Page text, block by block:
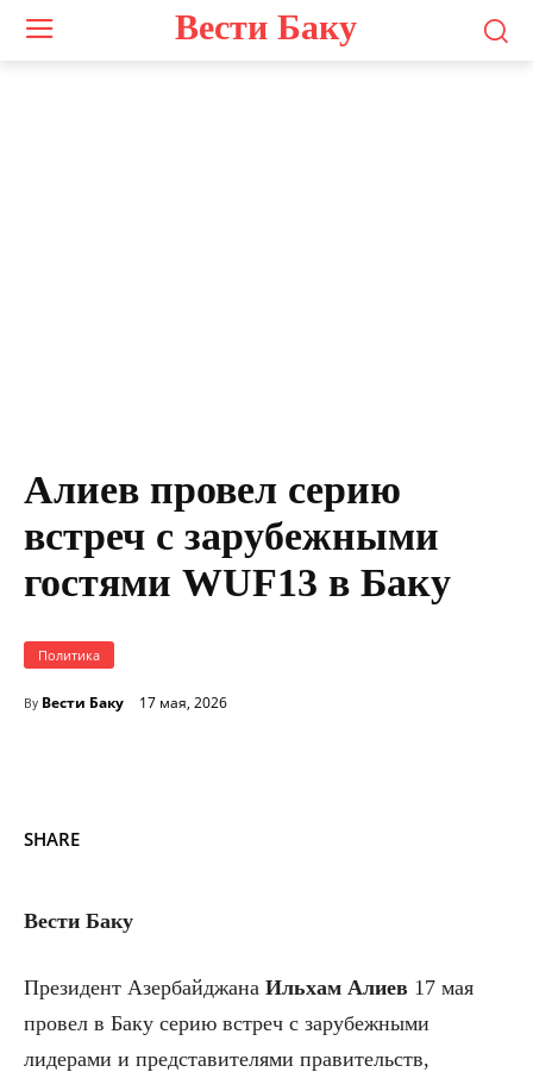
Вести Баку
Алиев провел серию
встреч с зарубежными
гостями WUF13 в Баку
Политика
By Вести Баку 17 мая, 2026
SHARE
Вести Баку
Президент Азербайджана Ильхам Алиев 17 мая
провел в Баку серию встреч с зарубежными
лидерами и представителями правительств,